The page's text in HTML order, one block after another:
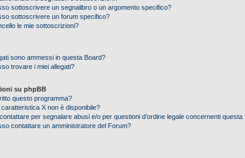
sottoscrivere un segnalibro o un argomento specifico?
sottoscrivere un forum specifico?
le mie sottoscrizioni?
sono ammessi in questa Board?
trovare i miei allegati?
su phpBB
questo programma?
X non è disponibile?
per segnalare abusi e/o per questioni d’ordine legale concernenti questa
contattare un amministratore del Forum?